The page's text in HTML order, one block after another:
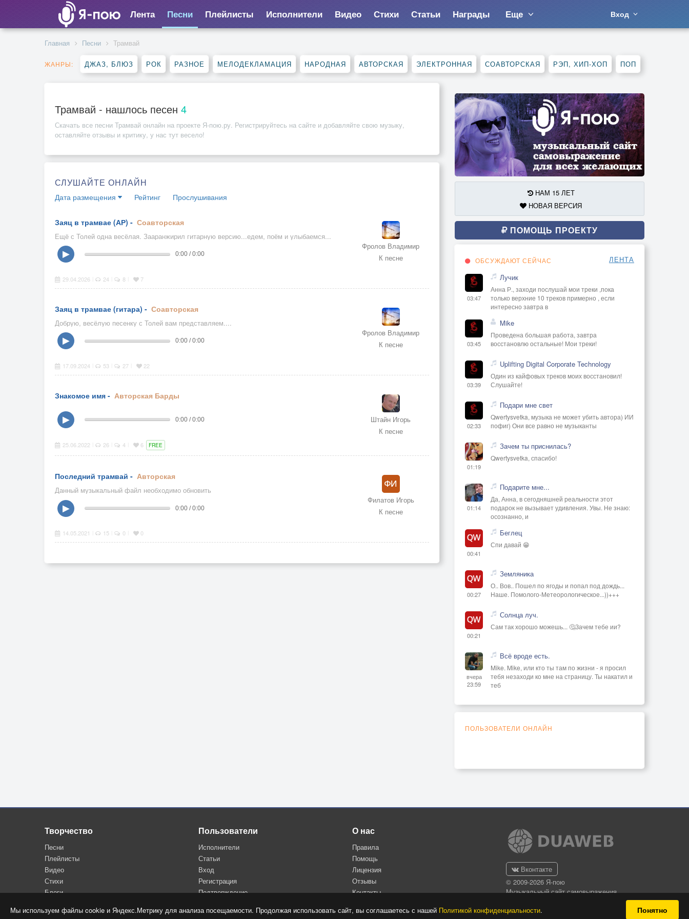
Мы используем файлы cookie и Яндекс.Метрику для анализа посещаемости. Продолжая использовать сайт, вы соглашаетесь с нашей Политикой конфиденциальности. Понятно
Лента Песни Плейлисты Исполнители Видео Стихи Статьи Награды Еще Вход
Главная Песни Трамвай
ЖАНРЫ: ДЖАЗ, БЛЮЗ РОК РАЗНОЕ МЕЛОДЕКЛАМАЦИЯ НАРОДНАЯ АВТОРСКАЯ ЭЛЕКТРОННАЯ СОАВТОРСКАЯ РЭП, ХИП-ХОП ПОП
Трамвай - нашлось песен 4
Скачать все песни Трамвай онлайн на проекте Я-пою.ру. Регистрируйтесь на сайте и добавляйте свою музыку,
оставляйте отзывы и критику, у нас тут весело!
СЛУШАЙТЕ ОНЛАЙН
Дата размещения Рейтинг Прослушивания
Заяц в трамвае (АР) - Соавторская
Ещё с Толей одна весёлая. Зааранжирил гитарную версию...едем, поём и улыбаемся...
Фролов Владимир
К песне
▶ 0:00 / 0:00
29.04.2026 24 8 7
Заяц в трамвае (гитара) - Соавторская
Добрую, весёлую песенку с Толей вам представляем....
Фролов Владимир
К песне
▶ 0:00 / 0:00
17.09.2024 53 27 22
Знакомое имя - Авторская Барды
Штайн Игорь
К песне
▶ 0:00 / 0:00
25.06.2022 26 4 6 FREE
Последний трамвай - Авторская
Данный музыкальный файл необходимо обновить
Филатов Игорь
К песне
▶ 0:00 / 0:00
14.05.2021 15 0 0
НАМ 15 ЛЕТ
НОВАЯ ВЕРСИЯ
ПОМОЩЬ ПРОЕКТУ
ОБСУЖДАЮТ СЕЙЧАС ЛЕНТА
03:47
Лучик
Анна Р., заходи послушай мои треки ,пока
только верхние 10 треков примерно , если
интересно завтра в
03:45
Mike
Проведена большая работа, завтра
восстановлю остальные! Мои треки!
03:39
Uplifting Digital Corporate Technology
Один из кайфовых треков моих восстановил!
Слушайте!
02:33
Подари мне свет
Qwertysvetka, музыка не может убить автора) ИИ
пофиг) Они все равно не музыканты
01:19
Зачем ты приснилась?
Qwertysvetka, спасибо!
01:14
Подарите мне...
Да, Анна, в сегодняшней реальности этот
подарок не вызывает удивления. Увы. Не знаю:
осознанно, и
00:41
Беглец
Спи давай 😁
00:27
Земляника
О.. Вов.. Пошел по ягоды и попал под дождь...
Наше. Помолого-Метеорологическое...))+++
00:21
Солнца луч.
Сам так хорошо можешь... 🤔Зачем тебе ии?
вчера
23:59
Всё вроде есть.
Mike. Mike, или кто ты там по жизни - я просил
тебя незаходи ко мне на страницу. Ты накатил и
теб
ПОЛЬЗОВАТЕЛИ ОНЛАЙН
Творчество
Песни
Плейлисты
Видео
Стихи
Блоги
Пользователи
Исполнители
Статьи
Вход
Регистрация
Подтверждение
О нас
Правила
Помощь
Лицензия
Отзывы
Контакты
Вконтакте
© 2009-2026 Я-пою
Музыкальный сайт самовыражения